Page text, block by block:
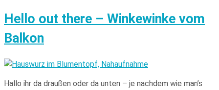
Hello out there – Winkewinke vom
Balkon
Hallo ihr da draußen oder da unten – je nachdem wie man’s